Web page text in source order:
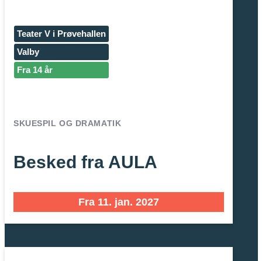
Teater V i Prøvehallen
Valby
Fra 14 år
SKUESPIL OG DRAMATIK
Besked fra AULA
Fra 11. jan. 2027